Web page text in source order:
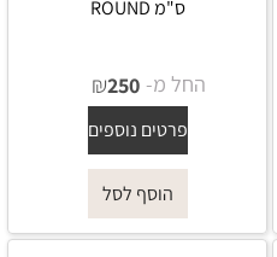
ס"מ ROUND
החל מ- ₪250
פרטים נוספים
הוסף לסל